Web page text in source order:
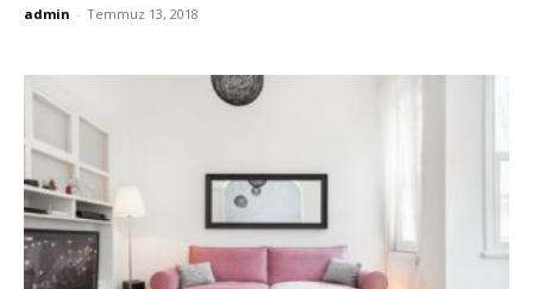
admin - Temmuz 13, 2018